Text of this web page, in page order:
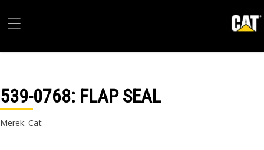
539-0768: FLAP SEAL
Merek: Cat